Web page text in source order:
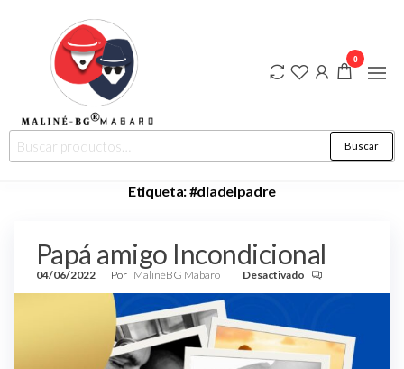
MALINÉ-
BG ®
diseño de
autor para
trasciende"
Buscar
0
Etiqueta:#diadelpadre
Papá amigo Incondicional
04/06/2022 Por MalinéBG Mabaro Desactivado